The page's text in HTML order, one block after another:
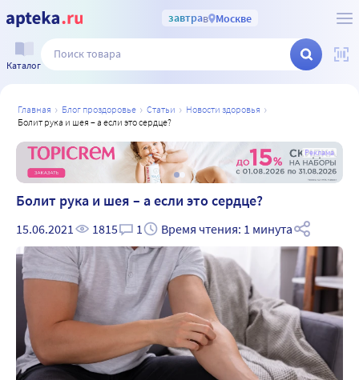
завтрав Москве
Каталог
главная блог проздоровье статьи
новости здоровья
болит рука и шея – а если это сердце?
Реклама
Болит рука и шея – а если это сердце?
15.06.2021 1815 1 Время чтения: 1 минута